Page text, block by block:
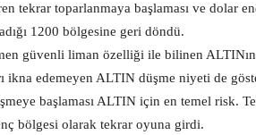
tekrar toparlanmaya başlaması ve dolar
1200 bölgesine geri döndü.
güvenli liman özelliği ile bilinen
ikna edemeyen ALTIN düşme niyeti de
başlaması ALTIN için en temel risk.
bölgesi olarak tekrar oyuna girdi.